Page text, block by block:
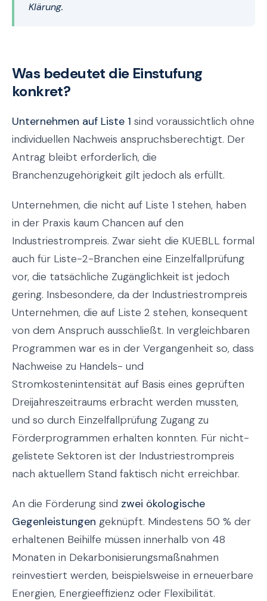
Klärung.
Was bedeutet die Einstufung
konkret?
Unternehmen auf Liste 1 sind voraussichtlich ohne
individuellen Nachweis anspruchsberechtigt. Der
Antrag bleibt erforderlich, die
Branchenzugehörigkeit gilt jedoch als erfüllt.
Unternehmen, die nicht auf Liste 1 stehen, haben
in der Praxis kaum Chancen auf den
Industriestrompreis. Zwar sieht die KUEBLL formal
auch für Liste-2-Branchen eine Einzelfallprüfung
vor, die tatsächliche Zugänglichkeit ist jedoch
gering. Insbesondere, da der Industriestrompreis
Unternehmen, die auf Liste 2 stehen, konsequent
von dem Anspruch ausschließt. In vergleichbaren
Programmen war es in der Vergangenheit so, dass
Nachweise zu Handels- und
Stromkostenintensität auf Basis eines geprüften
Dreijahreszeitraums erbracht werden mussten,
und so durch Einzelfallprüfung Zugang zu
Förderprogrammen erhalten konnten. Für nicht-
gelistete Sektoren ist der Industriestrompreis
nach aktuellem Stand faktisch nicht erreichbar.
An die Förderung sind zwei ökologische
Gegenleistungen geknüpft. Mindestens 50 % der
erhaltenen Beihilfe müssen innerhalb von 48
Monaten in Dekarbonisierungsmaßnahmen
reinvestiert werden, beispielsweise in erneuerbare
Energien, Energieeffizienz oder Flexibilität.